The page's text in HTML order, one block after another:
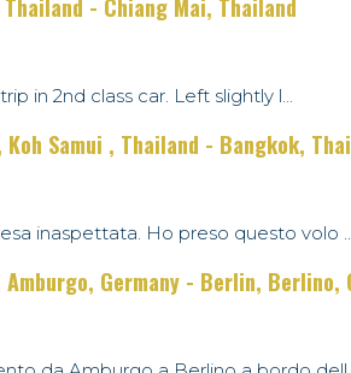
- Chiang Mai, Thailand
in 2nd class car. Left slightly l...
Koh Samui , Thailand - Bangkok,
inaspettata. Ho preso questo volo
Amburgo, Germany - Berlin, Berlino,